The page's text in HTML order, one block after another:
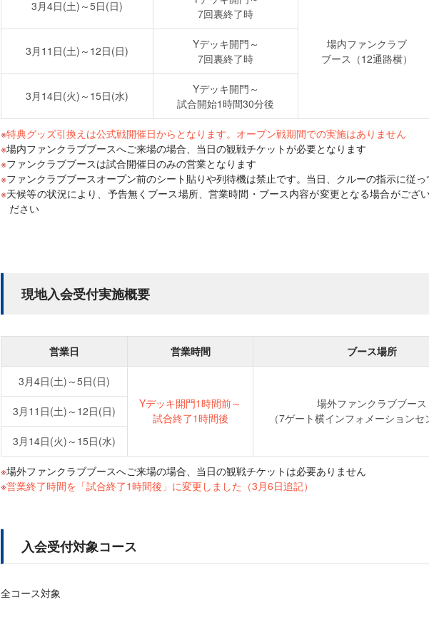
3月4日(土)～5日(日)
7回裏終了時
場内ファンクラブ
ブース（12通路横）
3月11日(土)～12日(日)
Yデッキ開門～
7回裏終了時
3月14日(火)～15日(水)
Yデッキ開門～
試合開始1時間30分後
特典グッズ引換えは公式戦開催日からとなります。オープン戦期間での実施はありません
場内ファンクラブブースへご来場の場合、当日の観戦チケットが必要となります
ファンクラブブースは試合開催日のみの営業となります
ファンクラブブースオープン前のシート貼りや列待機は禁止です。当日、クルーの指示に従
天候等の状況により、予告無くブース場所、営業時間・ブース内容が変更となる場合がござ
ださい
現地入会受付実施概要
営業日 営業時間 ブース場所
3月4日(土)～5日(日)
Yデッキ開門1時間前～
試合終了1時間後
場外ファンクラブブース
（7ゲート横インフォメーションセ
3月11日(土)～12日(日)
3月14日(火)～15日(水)
場外ファンクラブブースへご来場の場合、当日の観戦チケットは必要ありません
営業終了時間を「試合終了1時間後」に変更しました（3月6日追記）
入会受付対象コース
全コース対象